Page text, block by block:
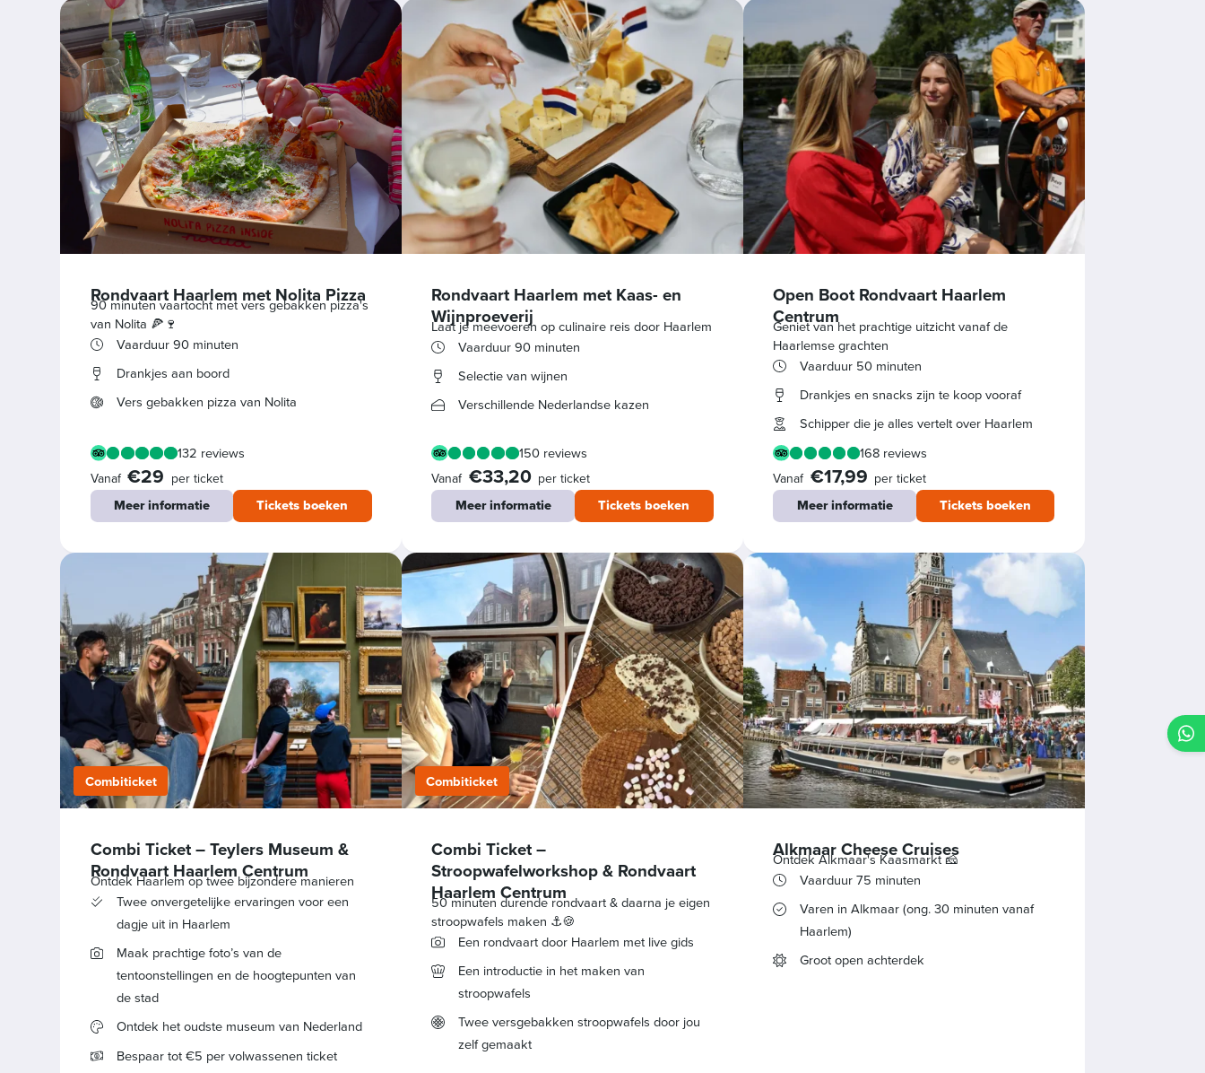
Rondvaart Haarlem met Nolita Pizza
90 minuten vaartocht met vers gebakken pizza's
van Nolita 🍕🍷
Vaarduur 90 minuten
Drankjes aan boord
Vers gebakken pizza van Nolita
132 reviews
Vanaf €29 per ticket
Meer informatie Tickets boeken
Rondvaart Haarlem met Kaas- en
Wijnproeverij
Laat je meevoeren op culinaire reis door Haarlem
Vaarduur 90 minuten
Selectie van wijnen
Verschillende Nederlandse kazen
150 reviews
Vanaf €33,20 per ticket
Meer informatie Tickets boeken
Open Boot Rondvaart Haarlem
Centrum
Geniet van het prachtige uitzicht vanaf de
Haarlemse grachten
Vaarduur 50 minuten
Drankjes en snacks zijn te koop vooraf
Schipper die je alles vertelt over Haarlem
168 reviews
Vanaf €17,99 per ticket
Meer informatie Tickets boeken
Combiticket
Combi Ticket – Teylers Museum &
Rondvaart Haarlem Centrum
Ontdek Haarlem op twee bijzondere manieren
Twee onvergetelijke ervaringen voor een
dagje uit in Haarlem
Maak prachtige foto’s van de
tentoonstellingen en de hoogtepunten van
de stad
Ontdek het oudste museum van Nederland
Bespaar tot €5 per volwassenen ticket
Combiticket
Combi Ticket –
Stroopwafelworkshop & Rondvaart
Haarlem Centrum
50 minuten durende rondvaart & daarna je eigen
stroopwafels maken ⚓🍪
Een rondvaart door Haarlem met live gids
Een introductie in het maken van
stroopwafels
Twee versgebakken stroopwafels door jou
zelf gemaakt
Alkmaar Cheese Cruises
Ontdek Alkmaar's Kaasmarkt 🧀
Vaarduur 75 minuten
Varen in Alkmaar (ong. 30 minuten vanaf
Haarlem)
Groot open achterdek